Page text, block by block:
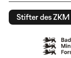
Stifter des ZKM